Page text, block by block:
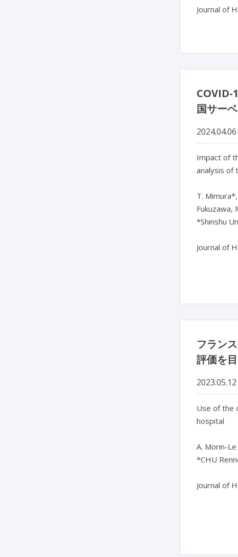
Journal of
COVID-
国サー
2024.04.06
Impact of
analysis of
T.
Fukuzawa,
*Shinshu
Journal of
フラン
評価を
2023.05.12
Use of the
hospital
A. Morin-
*CHU
Journal of